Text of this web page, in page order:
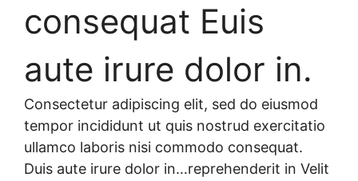
consequat Euis
aute irure dolor in.
Consectetur adipiscing elit, sed do eiusmod
tempor incididunt ut quis nostrud exercitatio
ullamco laboris nisi commodo consequat.
Duis aute irure dolor in…reprehenderit in Velit